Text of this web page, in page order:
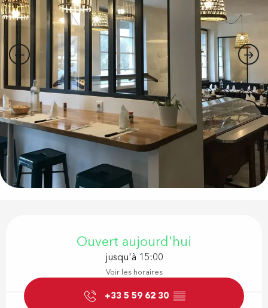
Ouvert aujourd'hui
jusqu'à 15:00
Voir les horaires
+33 5 59 62 30 ▒▒